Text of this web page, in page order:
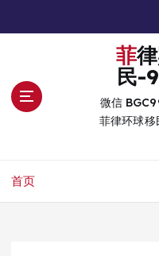
菲律宾环球移
民-
微信
菲律环球移
首页